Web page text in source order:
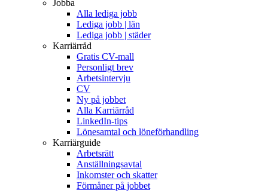
Jobba
Alla lediga jobb
Lediga jobb | län
Lediga jobb | städer
Karriärråd
Gratis CV-mall
Personligt brev
Arbetsintervju
CV
Ny på jobbet
Alla Karriärråd
LinkedIn-tips
Lönesamtal och löneförhandling
Karriärguide
Arbetsrätt
Anställningsavtal
Inkomster och skatter
Förmåner på jobbet